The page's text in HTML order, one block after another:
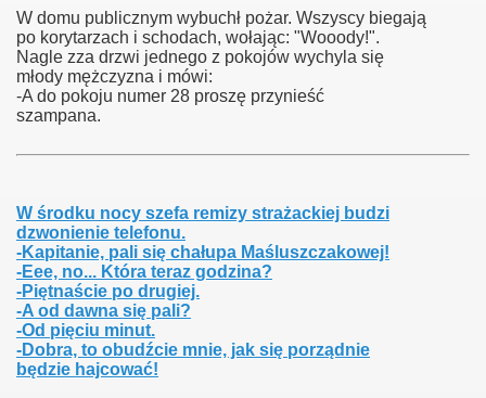
W domu publicznym wybuchł pożar. Wszyscy biegają
po korytarzach i schodach, wołając: "Wooody!".
Nagle zza drzwi jednego z pokojów wychyla się
młody mężczyzna i mówi:
-A do pokoju numer 28 proszę przynieść
szampana.
W środku nocy szefa remizy strażackiej budzi
dzwonienie telefonu.
-Kapitanie, pali się chałupa Maśluszczakowej!
-Eee, no... Która teraz godzina?
-Piętnaście po drugiej.
-A od dawna się pali?
-Od pięciu minut.
-Dobra, to obudźcie mnie, jak się porządnie
będzie hajcować!